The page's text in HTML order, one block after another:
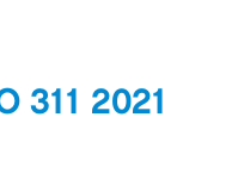
311 2021